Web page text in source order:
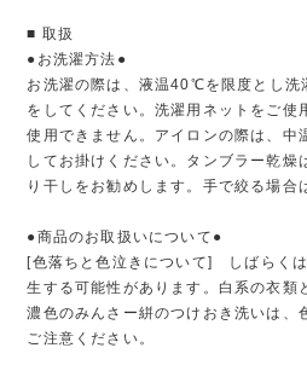
■ 取扱
●お洗濯方法●
お洗濯の際は、液温40℃を限度とし洗
をしてください。洗濯用ネットをご使
使用できません。アイロンの際は、
してお掛けください。タンブラー乾燥
り干しをお勧めします。手で絞る場合
●商品のお取扱いについて●
[色落ちと色泣きについて] しばらく
生する可能性があります。白系の衣類
濃色のみんさー絣のつけおき洗いは、
ご注意ください。